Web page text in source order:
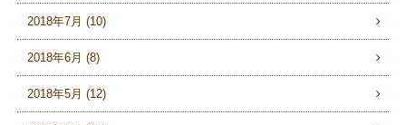
2018年7月 (10)
2018年6月 (8)
2018年5月 (12)